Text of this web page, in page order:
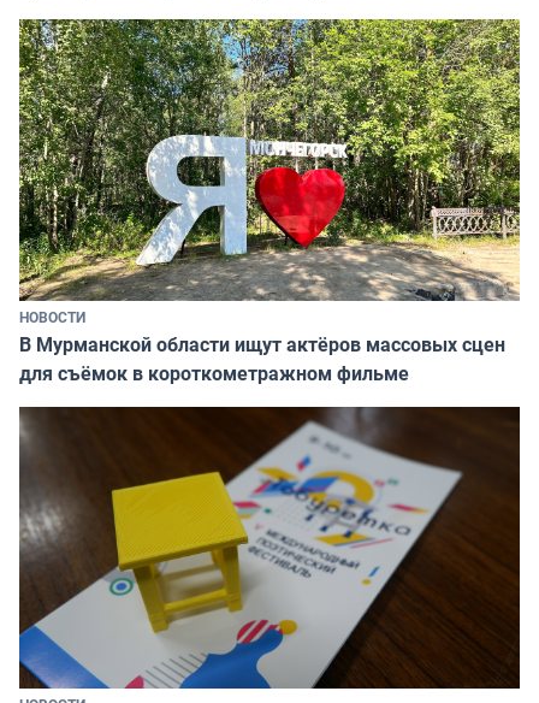
НОВОСТИ
В Мурманской области ищут актёров массовых сцен
для съёмок в короткометражном фильме